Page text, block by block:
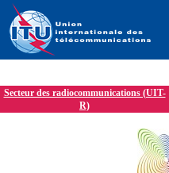
Secteur des radiocommunications (UIT-
R)